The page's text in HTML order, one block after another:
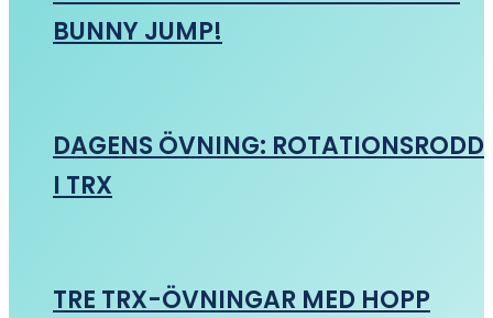
BUNNY JUMP!
DAGENS ÖVNING: ROTATIONSRODD
I TRX
TRE TRX-ÖVNINGAR MED HOPP